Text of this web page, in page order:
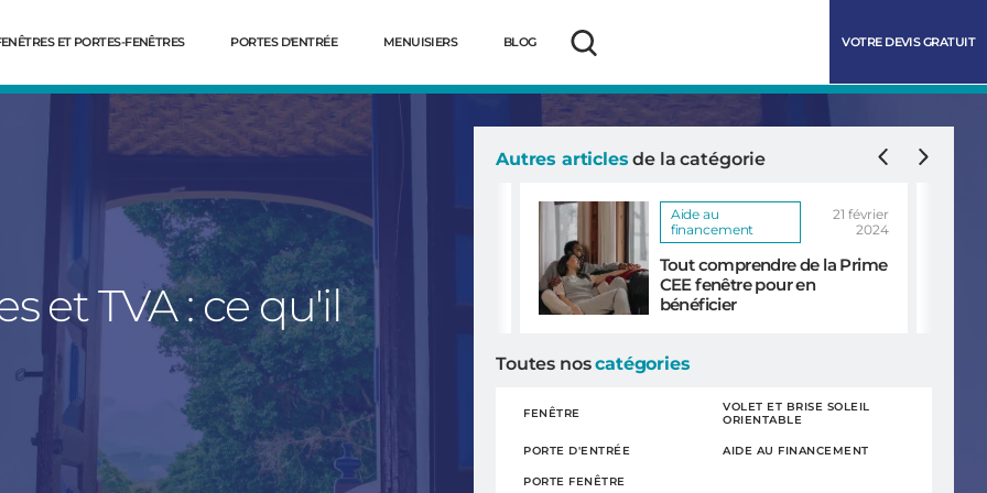
ET PORTES-FENÊTRES PORTES D'ENTRÉE MENUISIERS BLOG
Rechercher
VOTRE DEVIS GRATUIT
et TVA : ce qu'il
Autres articles de la catégorie
la pose
?
Volet et brise soleil
Comment mettre des
fenêtres avec volet roulant
intégré en rénovation ?
Aide au
financement
21 février
2024
Tout comprendre de la Prime
CEE fenêtre pour en
bénéficier
Précédent
Toutes noscatégories
FENÊTRE
VOLET ET BRISE SOLEIL
ORIENTABLE
PORTE D'ENTRÉE AIDE AU FINANCEMENT
PORTE FENÊTRE